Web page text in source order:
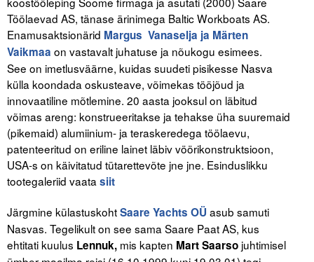
Töölaevad AS, tänase ärinimega Baltic Workboats AS.
Enamusaktsionärid Margus Vanaselja ja Märten
Vaikmaa on vastavalt juhatuse ja nõukogu esimees.
See on imetlusväärne, kuidas suudeti pisikesse Nasva
külla koondada oskusteave, võimekas tööjõud ja
innovaatiline mõtlemine. 20 aasta jooksul on läbitud
võimas areng: konstrueeritakse ja tehakse üha suuremaid
(pikemaid) alumiinium- ja teraskeredega töölaevu,
patenteeritud on eriline lainet läbiv vöörikonstruktsioon,
USA-s on käivitatud tütarettevõte jne jne. Esinduslikku
tootegaleriid vaata siit
Järgmine külastuskohtSaare Yachts OÜ asub samuti
Nasvas. Tegelikult on see sama Saare Paat AS, kus
ehtitati kuulus Lennuk, mis kapten Mart Saarso juhtimisel